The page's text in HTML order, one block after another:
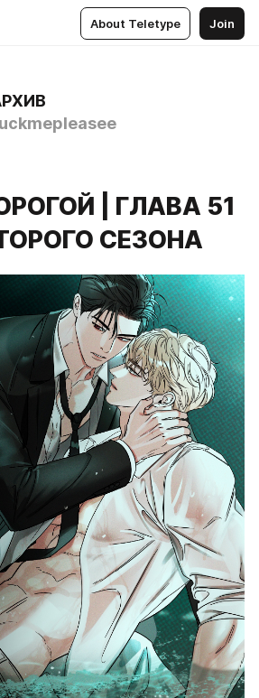
About Teletype Join
| ГЛАВА 51
СЕЗОНА